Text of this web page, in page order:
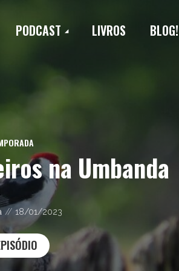
PODCAST LIVROS BLOG!
na Umbanda
18/01/2023